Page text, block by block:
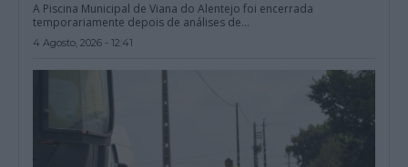
A Piscina Municipal de Viana do Alentejo foi encerrada
temporariamente depois de análises de...
4 Agosto, 2026 - 12:41